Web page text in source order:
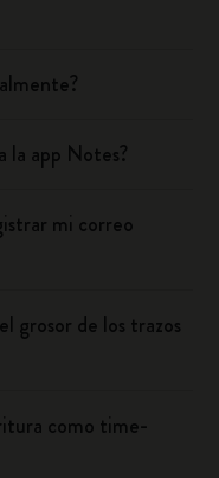
la app Notes?
mi correo
grosor de los trazos
como time-